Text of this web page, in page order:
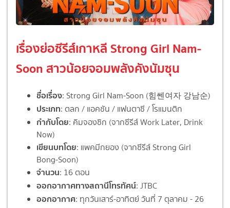
เรื่องย่อซีรีส์เกาหลี Strong Girl Nam-
Soon สาวน้อยจอมพลังคังนัมซุน
ชื่อเรื่อง: Strong Girl Nam-Soon (힘쎈여자 강남순)
ประเภท: ตลก / แอคชัน / แฟนตาซี / โรแมนติก
กำกับโดย: คิมจองซิก (จากซีรีส์ Work Later, Drink
Now)
เขียนบทโดย: แพคมีกยอง (จากซีรีส์ Strong Girl
Bong-Soon)
จำนวน: 16 ตอน
ออกอากาศทางสถานีโทรทัศน์: JTBC
ออกอากาศ: ทุกวันเสาร์-อาทิตย์ วันที่ 7 ตุลาคม - 26